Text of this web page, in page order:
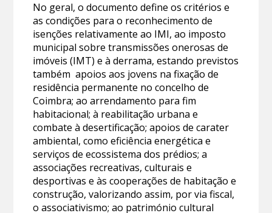
No geral, o documento define os critérios e
as condições para o reconhecimento de
isenções relativamente ao IMI, ao imposto
municipal sobre transmissões onerosas de
imóveis (IMT) e à derrama, estando previstos
também apoios aos jovens na fixação de
residência permanente no concelho de
Coimbra; ao arrendamento para fim
habitacional; à reabilitação urbana e
combate à desertificação; apoios de carater
ambiental, como eficiência energética e
serviços de ecossistema dos prédios; a
associações recreativas, culturais e
desportivas e às cooperações de habitação e
construção, valorizando assim, por via fiscal,
o associativismo; ao património cultural